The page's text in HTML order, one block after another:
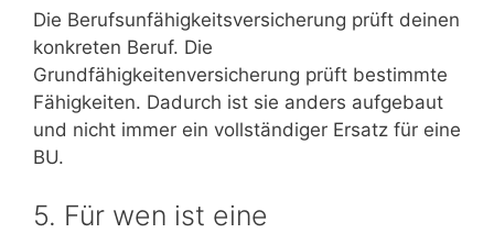
Die Berufsunfähigkeitsversicherung prüft deinen
konkreten Beruf. Die
Grundfähigkeitenversicherung prüft bestimmte
Fähigkeiten. Dadurch ist sie anders aufgebaut
und nicht immer ein vollständiger Ersatz für eine
BU.
5. Für wen ist eine